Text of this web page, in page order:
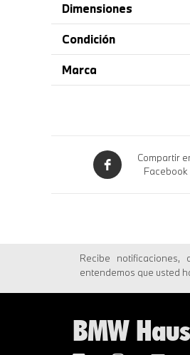
Dimensiones
Condición
Marca
Compartir
Facebook
Recibe
entendemos que usted
BMW Haus